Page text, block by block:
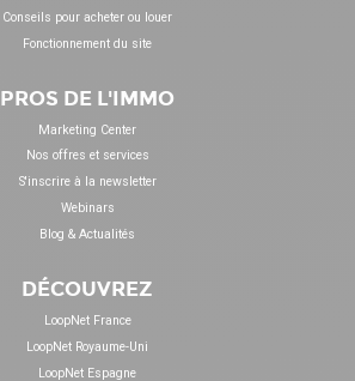
Conseils pour acheter ou louer
Fonctionnement du site
PROS DE L'IMMO
Marketing Center
Nos offres et services
S'inscrire à la newsletter
Webinars
Blog & Actualités
DÉCOUVREZ
LoopNet France
LoopNet Royaume-Uni
LoopNet Espagne